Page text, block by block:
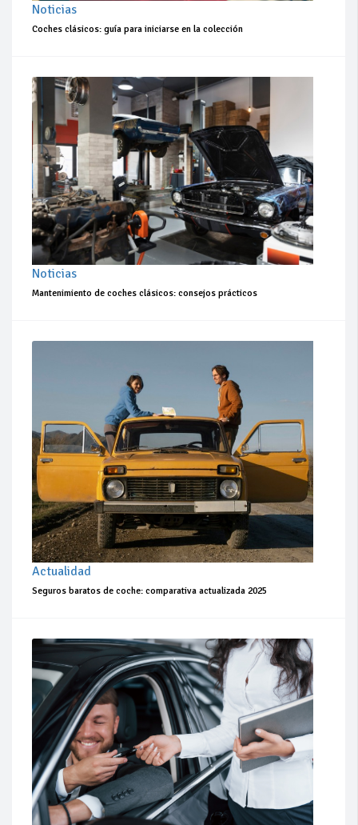
Noticias
Coches clásicos: guía para iniciarse en la colección
Noticias
Mantenimiento de coches clásicos: consejos prácticos
Actualidad
Seguros baratos de coche: comparativa actualizada 2025